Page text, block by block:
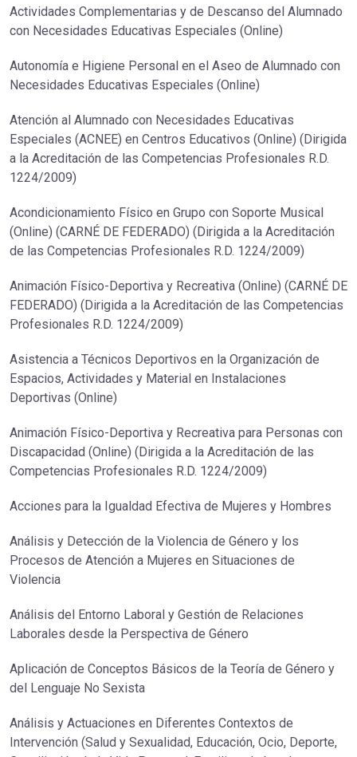
Actividades Complementarias y de Descanso del Alumnado
con Necesidades Educativas Especiales (Online)
Autonomía e Higiene Personal en el Aseo de Alumnado con
Necesidades Educativas Especiales (Online)
Atención al Alumnado con Necesidades Educativas
Especiales (ACNEE) en Centros Educativos (Online) (Dirigida
a la Acreditación de las Competencias Profesionales R.D.
1224/2009)
Acondicionamiento Físico en Grupo con Soporte Musical
(Online) (CARNÉ DE FEDERADO) (Dirigida a la Acreditación
de las Competencias Profesionales R.D. 1224/2009)
Animación Físico-Deportiva y Recreativa (Online) (CARNÉ DE
FEDERADO) (Dirigida a la Acreditación de las Competencias
Profesionales R.D. 1224/2009)
Asistencia a Técnicos Deportivos en la Organización de
Espacios, Actividades y Material en Instalaciones
Deportivas (Online)
Animación Físico-Deportiva y Recreativa para Personas con
Discapacidad (Online) (Dirigida a la Acreditación de las
Competencias Profesionales R.D. 1224/2009)
Acciones para la Igualdad Efectiva de Mujeres y Hombres
Análisis y Detección de la Violencia de Género y los
Procesos de Atención a Mujeres en Situaciones de
Violencia
Análisis del Entorno Laboral y Gestión de Relaciones
Laborales desde la Perspectiva de Género
Aplicación de Conceptos Básicos de la Teoría de Género y
del Lenguaje No Sexista
Análisis y Actuaciones en Diferentes Contextos de
Intervención (Salud y Sexualidad, Educación, Ocio, Deporte,